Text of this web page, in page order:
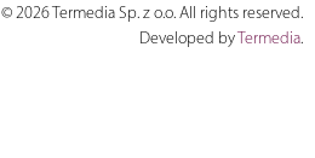
© 2026 Termedia Sp. z o.o. All rights reserved.
Developed byTermedia.